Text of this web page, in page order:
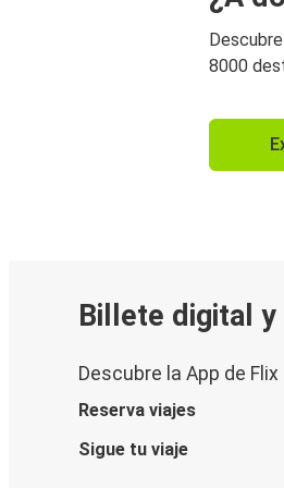
8000
Billete digital y
Descubre la App de Flix
Reserva viajes
Sigue tu viaje